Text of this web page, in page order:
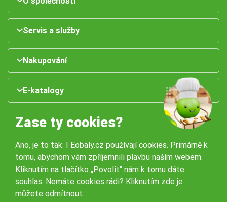
Servis a služby
Nakupování
E-katalogy
Naše pobočky:
Zase ty cookies?
Ano, je to tak. I Eobaly.cz používají cookies. Primárně k
tomu, abychom vám zpříjemnili plavbu naším webem.
Kliknutím na tlačítko „Povolit“ nám k tomu dáte
souhlas. Nemáte cookies rádi? Kliknutím zde je
můžete odmítnout.